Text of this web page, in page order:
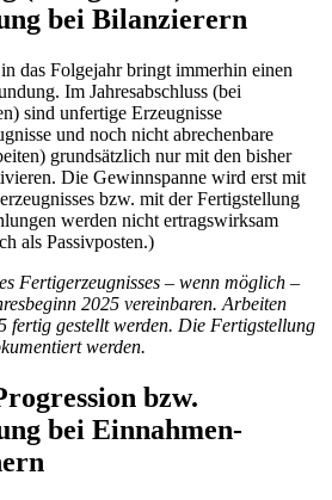
bei Bilanzierern
das Folgejahr bringt immerhin einen
Im Jahresabschluss (bei
sind unfertige Erzeugnisse
und noch nicht abrechenbare
grundsätzlich nur mit den bisher
Die Gewinnspanne wird erst mit
bzw. mit der Fertigstellung
werden nicht ertragswirksam
als Passivposten.)
Fertigerzeugnisses – wenn möglich –
2025 vereinbaren. Arbeiten
fertig gestellt werden. Die Fertigstellung
werden.
bzw.
bei Einnahmen-